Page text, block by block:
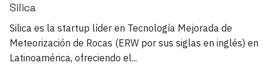
Silica
Silica es la startup líder en Tecnología Mejorada de
Meteorización de Rocas (ERW por sus siglas en inglés) en
Latinoamérica, ofreciendo el...